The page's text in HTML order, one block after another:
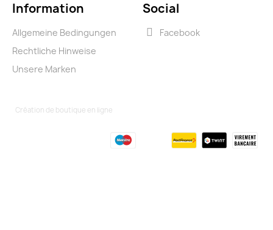
Information
Allgemeine Bedingungen
Rechtliche Hinweise
Unsere Marken
Social
Facebook
Création de boutique en ligne